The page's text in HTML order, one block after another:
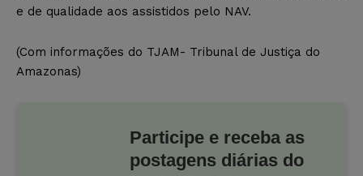
e de qualidade aos assistidos pelo NAV.
(Com informações do TJAM- Tribunal de Justiça do
Amazonas)
Participe e receba as
postagens diárias do